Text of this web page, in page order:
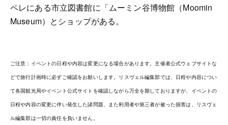
ペレにある市立図書館に「ムーミン谷博物館（Moomin
Museum）とショップがある。
ご注意：イベントの日程や内容は変更になる場合があります。主催者公式ウェブサイトな
どで旅行計画時に必ずご確認をお願いします。リスヴェル編集部では、日程や内容につい
て各国観光局やイベント公式サイトを確認しながら万全を期しておりますが、イベントの
日程や内容の変更に伴い発生した諸問題、また利用者や第三者が被った損害は、リスヴェ
ル編集部は一切の責任を負いません。